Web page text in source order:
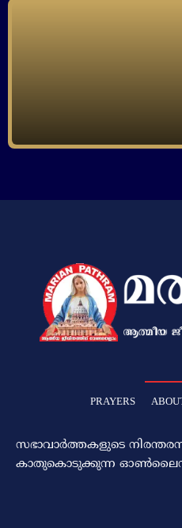
PRAYERS
സഭാവാര്‍ത്തകളുടെ
കാതുകൊടുക്കുന്ന ഓണ്‍ലൈന്‍